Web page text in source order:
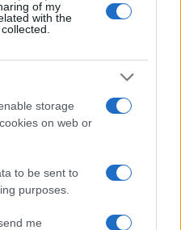
of my
with the
storage
on web or
to be sent to
purposes.
me
grain de sable
pourquoi David
de la venue de
préférées